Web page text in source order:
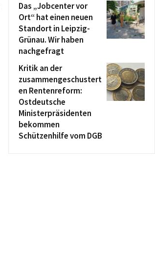
Das „Jobcenter vor
Ort“ hat einen neuen
Standort in Leipzig-
Grünau. Wir haben
nachgefragt
Kritik an der
zusammengeschustert
en Rentenreform:
Ostdeutsche
Ministerpräsidenten
bekommen
Schützenhilfe vom DGB